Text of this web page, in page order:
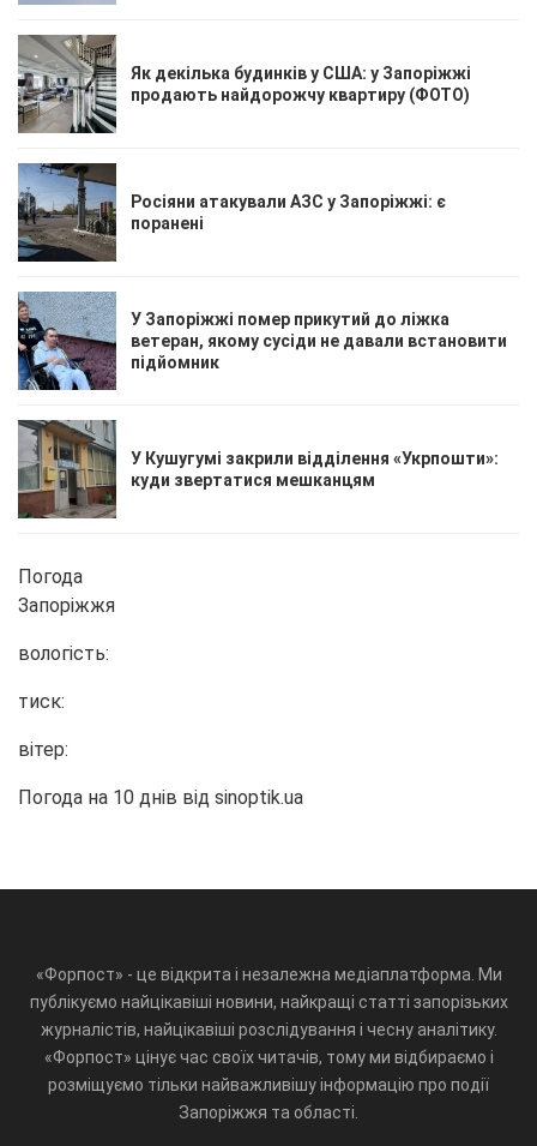
Як декілька будинків у США: у Запоріжжі
продають найдорожчу квартиру (ФОТО)
Росіяни атакували АЗС у Запоріжжі: є
поранені
У Запоріжжі помер прикутий до ліжка
ветеран, якому сусіди не давали встановити
підйомник
У Кушугумі закрили відділення «Укрпошти»:
куди звертатися мешканцям
Погода
Запоріжжя
вологість:
тиск:
вітер:
Погода на 10 днів від sinoptik.ua
«Форпост» - це відкрита і незалежна медіаплатформа. Ми
публікуємо найцікавіші новини, найкращі статті запорізьких
журналістів, найцікавіші розслідування і чесну аналітику.
«Форпост» цінує час своїх читачів, тому ми відбираємо і
розміщуємо тільки найважливішу інформацію про події
Запоріжжя та області.